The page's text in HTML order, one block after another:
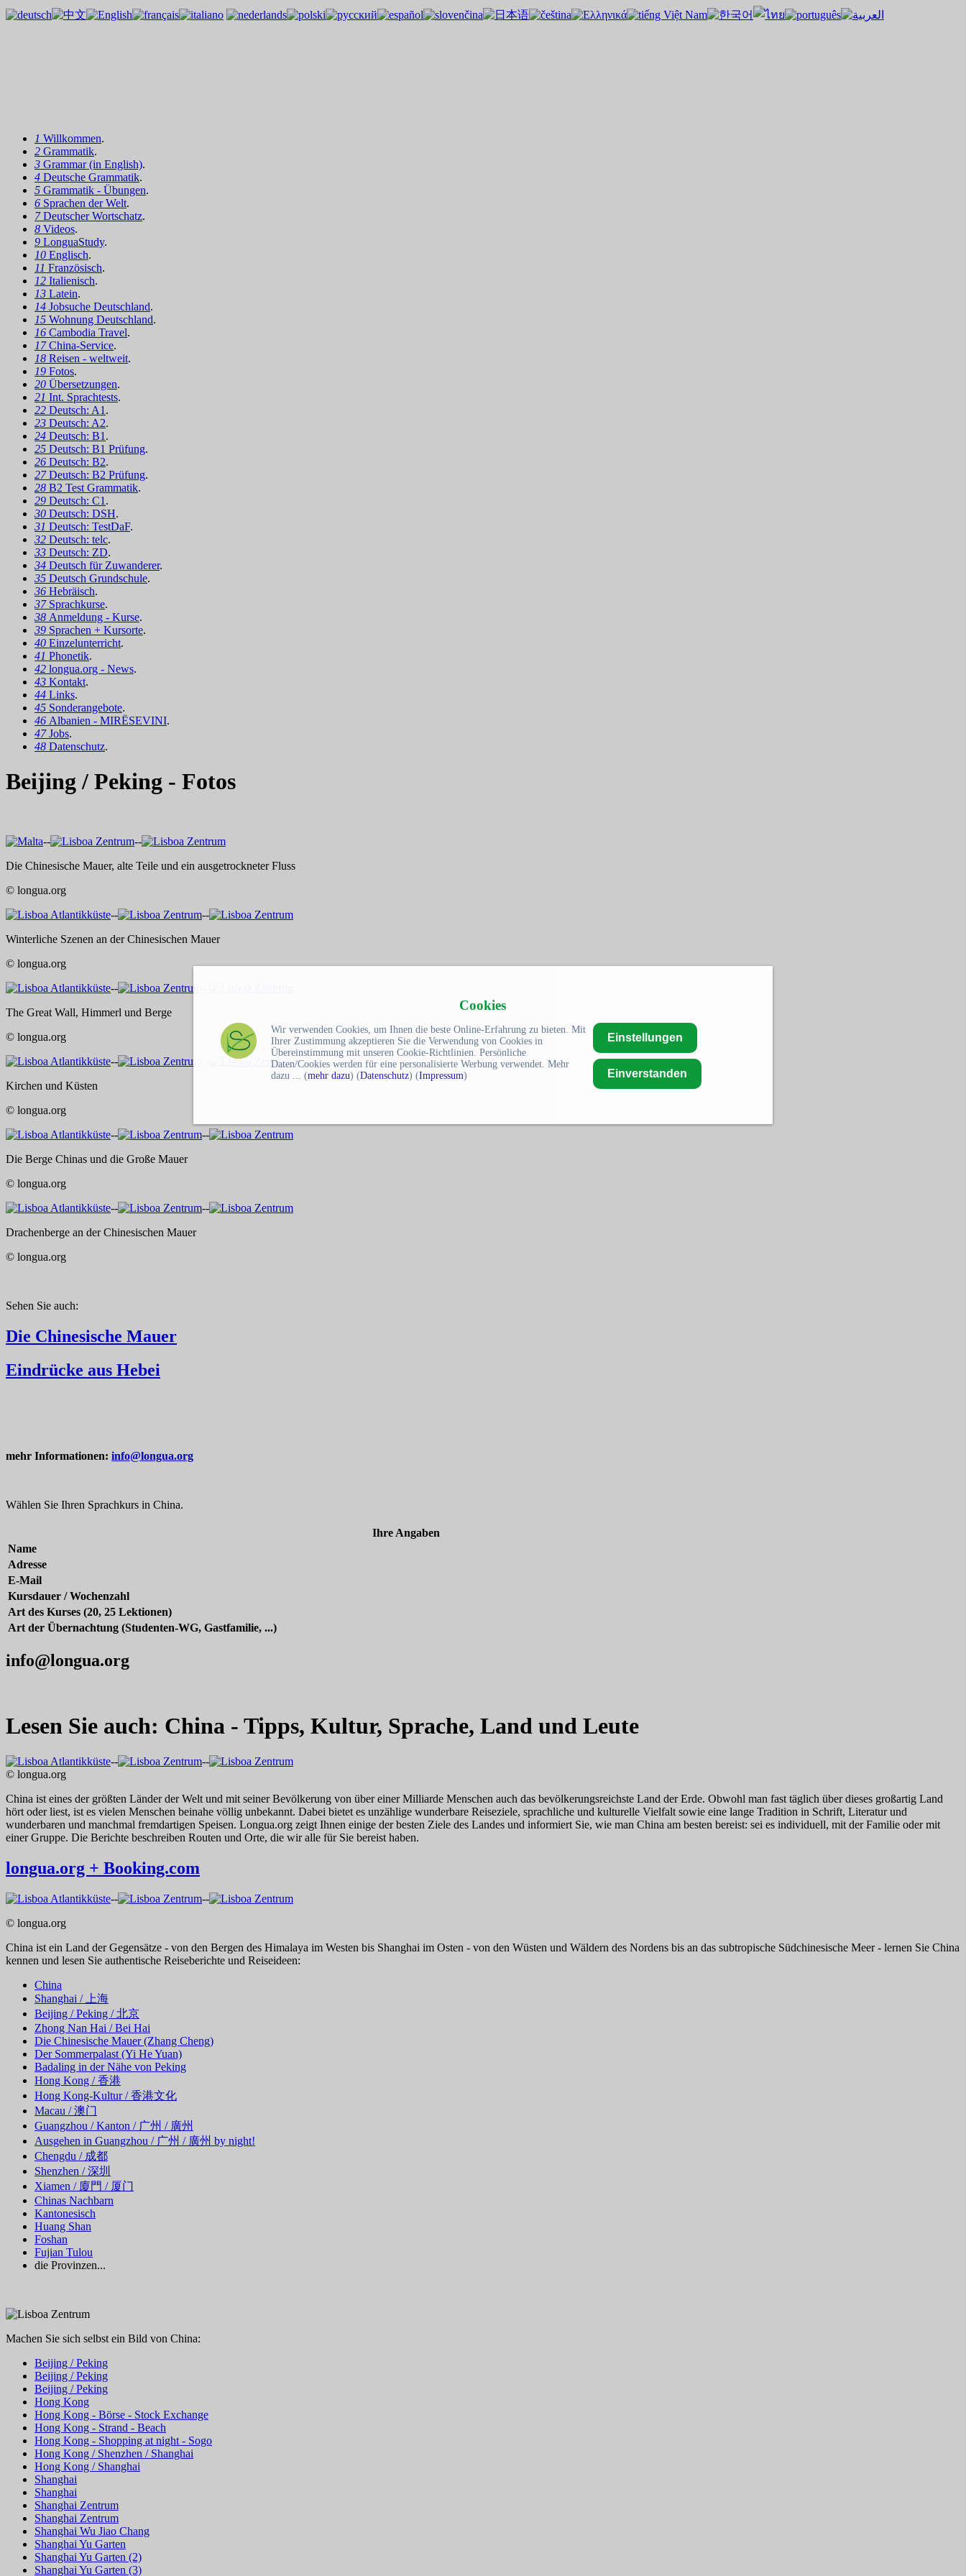
1 Willkommen.
2 Grammatik.
3 Grammar (in English).
4 Deutsche Grammatik.
5 Grammatik - Übungen.
6 Sprachen der Welt.
7Deutscher Wortschatz.
8 Videos.
9 LonguaStudy.
10 Englisch.
11 Französisch.
12 Italienisch.
13 Latein.
14 Jobsuche Deutschland.
15 Wohnung Deutschland.
16 Cambodia Travel.
17China-Service.
18 Reisen - weltweit.
19 Fotos.
20 Übersetzungen.
21 Int. Sprachtests.
22 Deutsch: A1 .
23 Deutsch: A2.
24 Deutsch: B1 .
25 Deutsch: B1 Prüfung.
26 Deutsch: B2.
27Deutsch: B2 Prüfung.
28 B2 Test Grammatik.
29 Deutsch: C1 .
30 Deutsch: DSH.
31 Deutsch: TestDaF.
32 Deutsch: telc.
33 Deutsch: ZD.
34 Deutsch für Zuwanderer.
35 Deutsch Grundschule.
36 Hebräisch.
37 Sprachkurse.
38 Anmeldung - Kurse.
39 Sprachen + Kursorte.
40 Einzelunterricht.
41 Phonetik.
42 longua.org - News.
43 Kontakt.
44 Links.
45 Sonderangebote.
46 Albanien - MIRËSEVINI.
47Jobs.
48 Datenschutz.
Cookies
Wir verwenden Cookies, um Ihnen die beste Online-Erfahrung zu bieten. Mit
Ihrer Zustimmung akzeptieren Sie die Verwendung von Cookies in
Übereinstimmung mit unseren Cookie-Richtlinien. Persönliche
Daten/Cookies werden für eine personalisierte Werbung verwendet. Mehr
dazu ... (mehr dazu) (Datenschutz) (Impressum)
Einstellungen
Einverstanden
Beijing / Peking - Fotos
--
--
Die Chinesische Mauer, alte Teile und ein ausgetrockneter Fluss
© longua.org
--
--
Winterliche Szenen an der Chinesischen Mauer
© longua.org
--
The Great Wall, Himmerl und Berge
© longua.org
--
Kirchen und Küsten
© longua.org
--
--
Die Berge Chinas und die Große Mauer
© longua.org
--
--
Drachenberge an der Chinesischen Mauer
© longua.org
Sehen Sie auch:
Die Chinesische Mauer
Eindrücke aus Hebei
mehr Informationen: info@longua.org
Wählen Sie Ihren Sprachkurs in China.
Ihre Angaben
Name
Adresse
E-Mail
Kursdauer / Wochenzahl
Art des Kurses (20, 25 Lektionen)
Art der Übernachtung (Studenten-WG, Gastfamilie, ...)
info@longua.org
Lesen Sie auch: China - Tipps, Kultur, Sprache, Land und Leute
--
--
© longua.org
China ist eines der größten Länder der Welt und mit seiner Bevölkerung von über einer Milliarde Menschen auch das bevölkerungsreichste Land der Erde. Obwohl man fast täglich über dieses großartig Land
hört oder liest, ist es vielen Menschen beinahe völlig unbekannt. Dabei bietet es unzählige wunderbare Reiseziele, sprachliche und kulturelle Vielfalt sowie eine lange Tradition in Schrift, Literatur und
wunderbaren und manchmal fremdartigen Speisen. Longua.org zeigt Ihnen einige der besten Ziele des Landes und informiert Sie, wie man China am besten bereist: sei es individuell, mit der Familie oder mit
einer Gruppe. Die Berichte beschreiben Routen und Orte, die wir alle für Sie bereist haben.
longua.org + Booking.com
--
--
© longua.org
China ist ein Land der Gegensätze - von den Bergen des Himalaya im Westen bis Shanghai im Osten - von den Wüsten und Wäldern des Nordens bis an das subtropische Südchinesische Meer - lernen Sie China
kennen und lesen Sie authentische Reiseberichte und Reiseideen:
China
Shanghai / 上海
Beijing / Peking / 北京
Zhong Nan Hai / Bei Hai
Die Chinesische Mauer (Zhang Cheng)
Der Sommerpalast (Yi He Yuan)
Badaling in der Nähe von Peking
Hong Kong / 香港
Hong Kong-Kultur / 香港文化
Macau / 澳门
Guangzhou / Kanton / 广州 / 廣州
Ausgehen in Guangzhou / 广州 / 廣州 by night!
Chengdu / 成都
Shenzhen / 深圳
Xiamen / 廈門 / 厦门
Chinas Nachbarn
Kantonesisch
Huang Shan
Foshan
Fujian Tulou
die Provinzen...
Machen Sie sich selbst ein Bild von China:
Beijing / Peking
Beijing / Peking
Beijing / Peking
Hong Kong
Hong Kong - Börse - Stock Exchange
Hong Kong - Strand - Beach
Hong Kong - Shopping at night - Sogo
Hong Kong / Shenzhen / Shanghai
Hong Kong / Shanghai
Shanghai
Shanghai
Shanghai Zentrum
Shanghai Zentrum
Shanghai Wu Jiao Chang
Shanghai Yu Garten
Shanghai Yu Garten (2)
Shanghai Yu Garten (3)